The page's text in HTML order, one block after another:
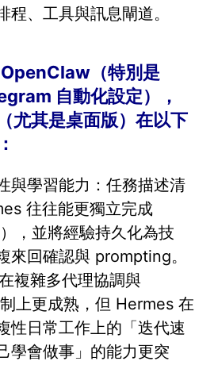
程、工具與訊息閘道。
（特別是
自動化設定），
尤其是桌面版）在以下
與學習能力：任務描述清
往往能更獨立完成
，並將經驗持久化為技
來回確認與 prompting。
複雜多代理協調與
上更成熟，但 Hermes 在
性日常工作上的「迭代速
學會做事」的能力更突